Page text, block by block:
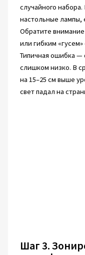
случайного
настольные лампы,
Обратите
или гибким
Типичная ошибка —
слишком низко. В
на 15–25 см выше
свет падал на
Шаг 3.